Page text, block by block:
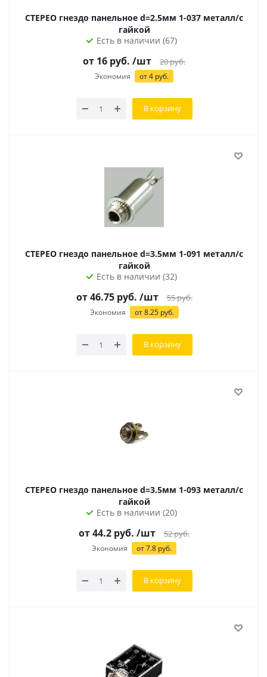
СТЕРЕО гнездо панельное d=2.5мм 1-037 металл/с
гайкой
Есть в наличии (67)
от 16 руб. /шт 20руб.
Экономия от4 руб.
В корзину
СТЕРЕО гнездо панельное d=3.5мм 1-091 металл/с
гайкой
Есть в наличии (32)
от46.75руб. /шт 55руб.
Экономия от8.25руб.
В корзину
СТЕРЕО гнездо панельное d=3.5мм 1-093 металл/с
гайкой
Есть в наличии (20)
от 44.2 руб. /шт 52руб.
Экономия от 7.8 руб.
В корзину